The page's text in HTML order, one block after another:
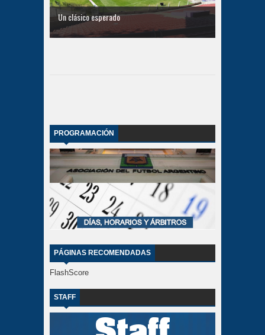
Un clásico esperado
PROGRAMACIÓN
PÁGINAS RECOMENDADAS
FlashScore
STAFF